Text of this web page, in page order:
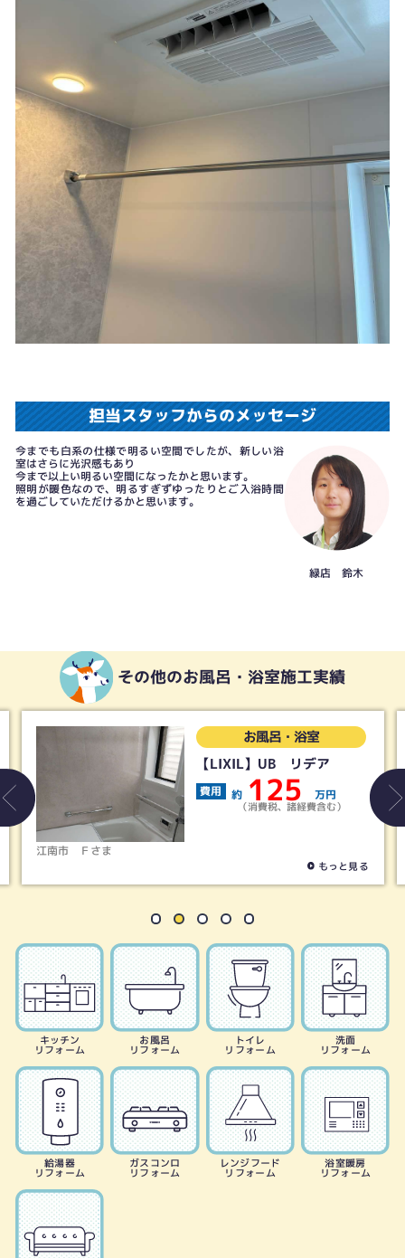
担当スタッフからのメッセージ
今までも白系の仕様で明るい空間でしたが、新しい浴
室はさらに光沢感もあり
今まで以上い明るい空間になったかと思います。
照明が暖色なので、明るすぎずゆったりとご入浴時間
を過ごしていただけるかと思います。
緑店 鈴木
その他のお風呂・浴室施工実績
江南市 Ｆさま
お風呂・浴室
【LIXIL】UB リデア
費用 約 125 万円
（消費税、諸経費含む）
もっと見る
キッチン
リフォーム
お風呂
リフォーム
トイレ
リフォーム
洗面
リフォーム
給湯器
リフォーム
ガスコンロ
リフォーム
レンジフード
リフォーム
浴室暖房
リフォーム